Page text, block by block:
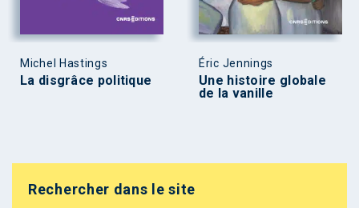
Michel Hastings
La disgrâce politique
Éric Jennings
Une histoire globale
de la vanille
Rechercher dans le site